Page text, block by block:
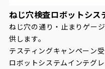
ねじ穴検査ロボットシ
ねじ穴の通り・止まりゲー
供します。
テスティングキャンペーン受
ロボットシステムインテグ